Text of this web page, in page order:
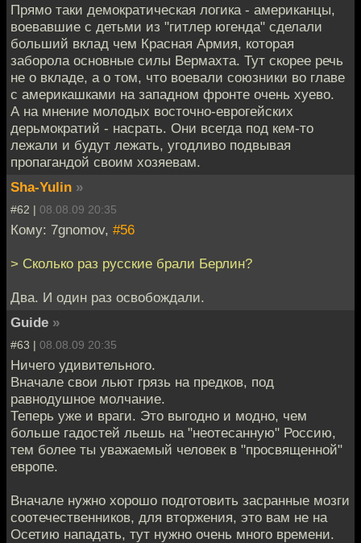
Прямо таки демократическая логика - американцы,
воевавшие с детьми из "гитлер югенда" сделали
больший вклад чем Красная Армия, которая
заборола основные силы Вермахта. Тут скорее речь
не о вкладе, а о том, что воевали союзники во главе
с америкашками на западном фронте очень хуево.
А на мнение молодых восточно-еврогейских
дерьмократий - насрать. Они всегда под кем-то
лежали и будут лежать, угодливо подвывая
пропагандой своим хозяевам.
Sha-Yulin »
#62 | 08.08.09 20:35
Кому: 7gnomov, #56
> Сколько раз русские брали Берлин?
Два. И один раз освобождали.
Guide »
#63 | 08.08.09 20:35
Ничего удивительного.
Вначале свои льют грязь на предков, под
равнодушное молчание.
Теперь уже и враги. Это выгодно и модно, чем
больше гадостей льешь на "неотесанную" Россию,
тем более ты уважаемый человек в "просвященной"
европе.
Вначале нужно хорошо подготовить засранные мозги
соотечественников, для вторжения, это вам не на
Осетию нападать, тут нужно очень много времени.